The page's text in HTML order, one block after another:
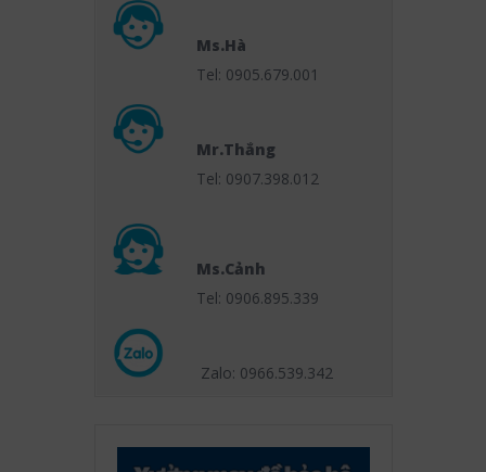
Ms.Hà
Tel: 0905.679.001
Mr.Thắng
Tel: 0907.398.012
Ms.Cảnh
Tel: 0906.895.339
Zalo: 0966.539.342